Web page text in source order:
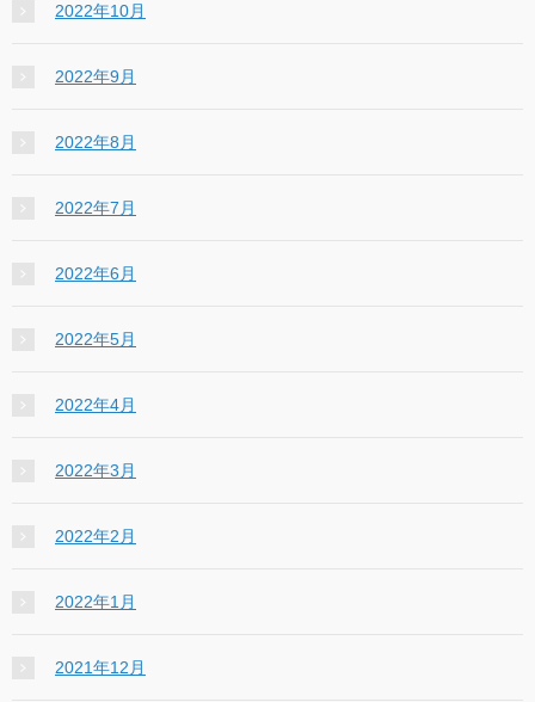
2022年10月
2022年9月
2022年8月
2022年7月
2022年6月
2022年5月
2022年4月
2022年3月
2022年2月
2022年1月
2021年12月